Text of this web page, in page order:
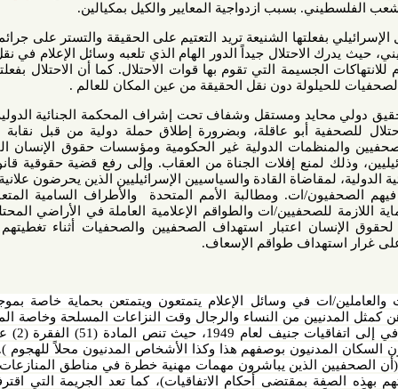
بسبب ازدواجية المعايير والكيل بمكيالين.
الشنيعة تريد التعتيم على الحقيقة والتستر على جرائمها البشعة
جيداً الدور الهام الذي تلعبه وسائل الإعلام في نقل الحقيقة
التي تقوم بها قوات الاحتلال. كما أن الاحتلال بفعلته الشنيعة
دون نقل الحقيقة من عين المكان للعالم .
ومستقل وشفاف تحت إشراف المحكمة الجنائية الدولية للوقوف
أبو عاقلة، وبضرورة إطلاق حملة دولية من قبل نقابة الصحفيين
الدولية غير الحكومية ومؤسسات حقوق الإنسان الفلسطينية
إفلات الجناة من العقاب. وإلى رفع قضية حقوقية قانونية بشأن
القادة والسياسيين الإسرائيليين الذين يحرضون علانية على قتل
ات. ومطالبة الأمم المتحدة والأطراف السامية المتعاقدة على
للصحفيين/ات والطواقم الإعلامية العاملة في الأراضي المحتلة.وكذلك
اعتبار استهداف الصحفيين والصحفيات أثناء تغطيتهم النزاعات
طواقم الإسعاف.
ات في وسائل الإعلام يتمتعون ويتمتعن بحماية خاصة بموجب أحكام
القانون الدولي الإنساني مثلهم/هن كمثل المدنيين من النساء والرجال وقت النزاعات المسلحة وخاصة المادتين (51
و79) من البروتوكول الأول الإضافي إلى اتفاقيات جنيف لعام 1949، حيث تنص المادة (51) الفقرة (2) على حماية
بوصفهم هذا وكذا الأشخاص المدنيون محلاً للهجوم ). كما تنص
الذين يباشرون مهمات مهنية خطرة في مناطق المنازعات المسلحة
أحكام الاتفاقيات)، كما تعد الجريمة التي اقترفتها قوات